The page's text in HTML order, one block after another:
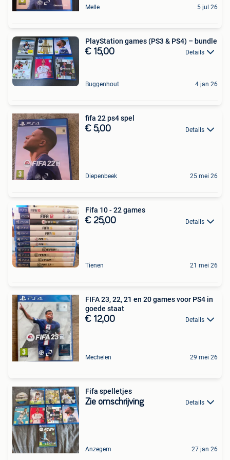
Melle 5 jul 26
PlayStation games (PS3 & PS4) – bundle
€ 15,00 Details
Buggenhout 4 jan 26
fifa 22 ps4 spel
€ 5,00 Details
Diepenbeek 25 mei 26
Fifa 10 - 22 games
€ 25,00 Details
Tienen 21 mei 26
FIFA 23, 22, 21 en 20 games voor PS4 in
goede staat
€ 12,00 Details
Mechelen 29 mei 26
Fifa spelletjes
Zie omschrijving Details
Anzegem 27 jan 26